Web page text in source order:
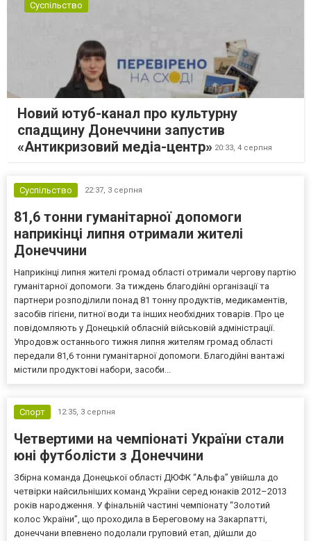
Суспільство
Новий ютуб-канал про культурну
спадщину Донеччини запустив
«Антикризовий медіа-центр» 20:33, 4 серпня
Суспільство 22:37, 3 серпня
81,6 тонни гуманітарної допомоги
наприкінці липня отримали жителі
Донеччини
Наприкінці липня жителі громад області отримали чергову партію
гуманітарної допомоги. За тиждень благодійні організації та
партнери розподілили понад 81 тонну продуктів, медикаментів,
засобів гігієни, питної води та інших необхідних товарів. Про це
повідомляють у Донецькій обласній військовій адміністрації.
Упродовж останнього тижня липня жителям громад області
передали 81,6 тонни гуманітарної допомоги. Благодійні вантажі
містили продуктові набори, засоби...
Спорт 12:35, 3 серпня
Четвертими на чемпіонаті України стали
юні футболісти з Донеччини
Збірна команда Донецької області ДЮФК “Альфа” увійшла до
четвірки найсильніших команд України серед юнаків 2012–2013
років народження. У фінальній частині чемпіонату “Золотий
колос України”, що проходила в Береговому на Закарпатті,
донеччани впевнено подолали груповий етап, дійшли до